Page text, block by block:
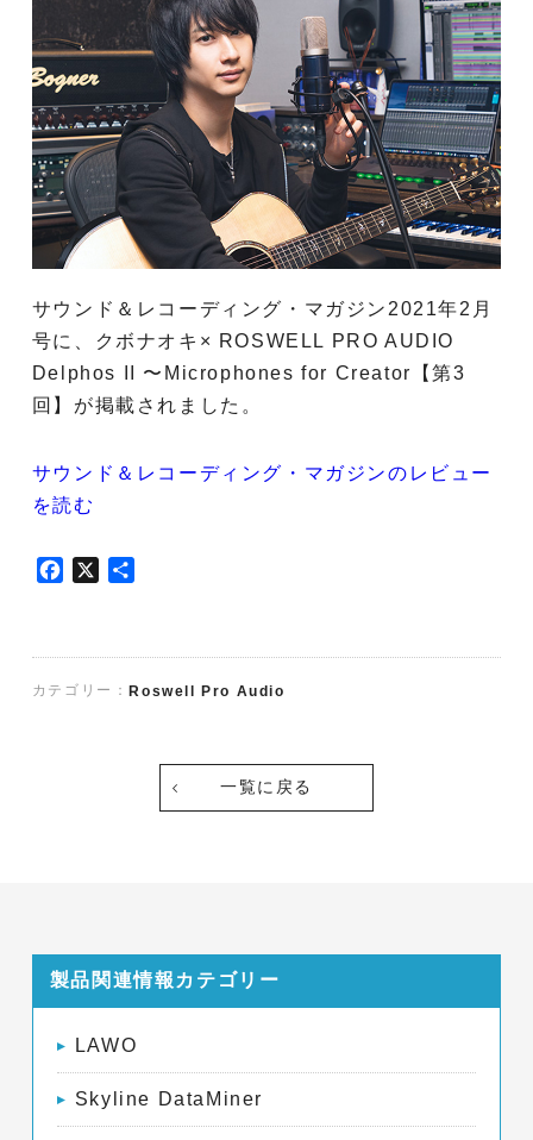
サウンド＆レコーディング・マガジン2021年2月
号に、クボナオキ× ROSWELL PRO AUDIO
Delphos II 〜Microphones for Creator【第3
回】が掲載されました。
サウンド＆レコーディング・マガジンのレビュー
を読む
o
X
カテゴリー：Roswell Pro Audio
一覧に戻る
製品関連情報カテゴリー
LAWO
Skyline DataMiner